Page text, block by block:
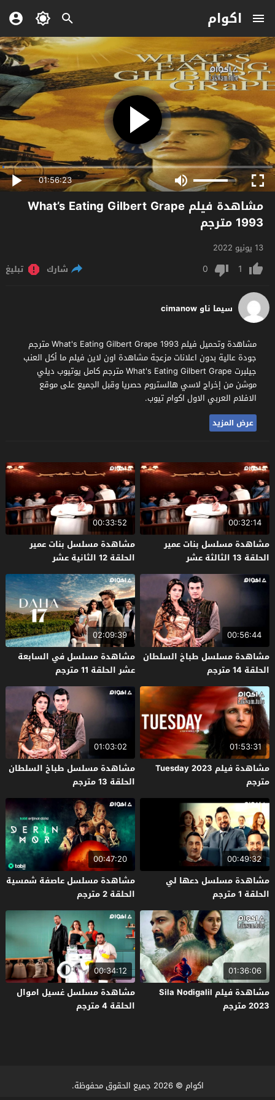
اكوام
01:56:23
مشاهدة فيلم What’s Eating Gilbert Grape
1993 مترجم
13 يونيو 2022
1
0 شارك تبليغ
سيما ناو cimanow
مشاهدة وتحميل فيلم What's Eating Gilbert Grape 1993 مترجم
جودة عالية بدون اعلانات مزعجة مشاهدة اون لاين فيلم ما أكل العنب
جيلبرت What's Eating Gilbert Grape مترجم كامل يوتيوب ديلي
موشن من إخراج لاسي هالستروم حصريا وقبل الجميع على موقع
الافلام العربي الاول اكوام تيوب.
عرض المزيد
00:32:14
مشاهدة مسلسل بنات عمير
الحلقة 13 الثالثة عشر
00:33:52
مشاهدة مسلسل بنات عمير
الحلقة 12 الثانية عشر
00:56:44
مشاهدة مسلسل طباخ السلطان
الحلقة 14 مترجم
02:09:39
مشاهدة مسلسل في السابعة
عشر الحلقة 11 مترجم
01:53:31
مشاهدة فيلم Tuesday 2023
مترجم
01:03:02
مشاهدة مسلسل طباخ السلطان
الحلقة 13 مترجم
00:49:32
مشاهدة مسلسل دعها لي
الحلقة 1 مترجم
00:47:20
مشاهدة مسلسل عاصفة شمسية
الحلقة 2 مترجم
01:36:06
مشاهدة فيلم Sila Nodigalil
2023 مترجم
00:34:12
مشاهدة مسلسل غسيل اموال
الحلقة 4 مترجم
اكوام © 2026 جميع الحقوق محفوظة.